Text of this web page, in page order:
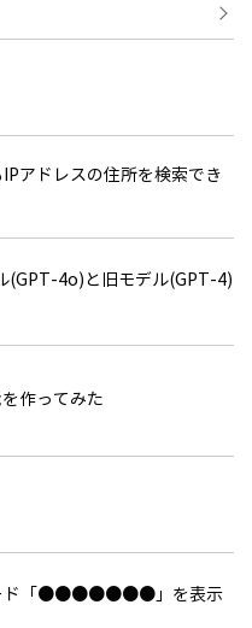
アドレスの住所を検索でき
(GPT-4o)と旧モデル(GPT-4)
作ってみた
ード「●●●●●●●」を表示